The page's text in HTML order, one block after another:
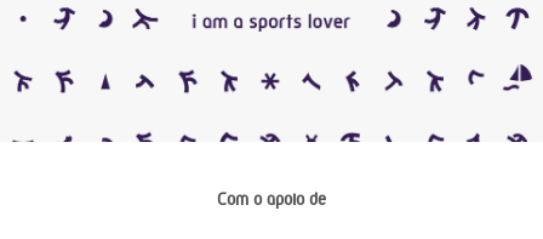
Com o apoio de